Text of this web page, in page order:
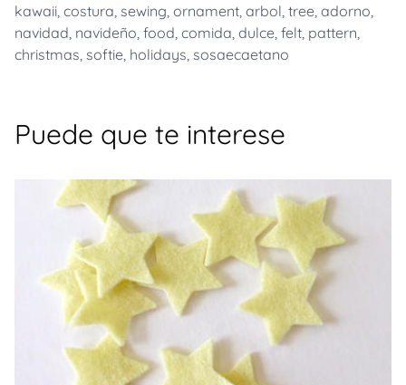
kawaii, costura, sewing, ornament, arbol, tree, adorno,
navidad, navideño, food, comida, dulce, felt, pattern,
christmas, softie, holidays, sosaecaetano
Puede que te interese